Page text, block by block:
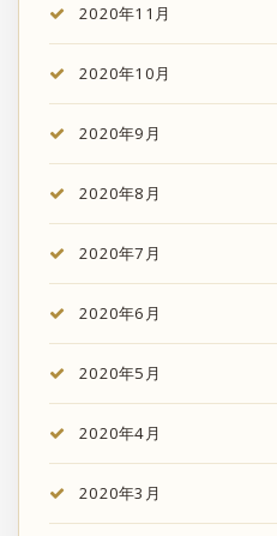
2020年11月
2020年10月
2020年9月
2020年8月
2020年7月
2020年6月
2020年5月
2020年4月
2020年3月